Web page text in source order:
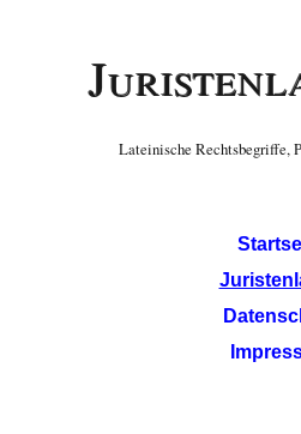
Lateinische Rechtsbegriffe,